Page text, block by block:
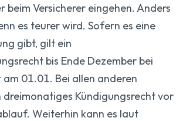
beim Versicherer eingehen. Anders
es teurer wird. Sofern es eine
gibt, gilt ein
bis Ende Dezember bei
01.01. Bei allen anderen
dreimonatiges Kündigungsrecht vor
Weiterhin kann es laut